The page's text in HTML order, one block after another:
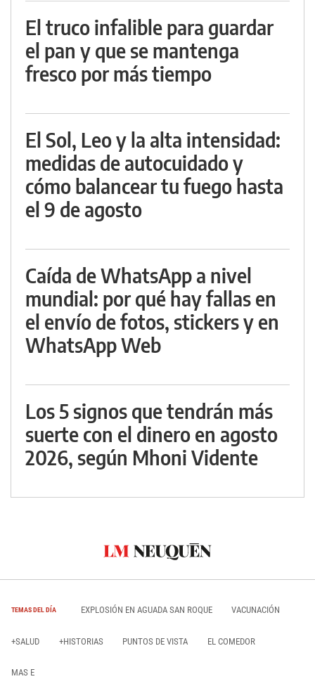
El truco infalible para guardar
el pan y que se mantenga
fresco por más tiempo
El Sol, Leo y la alta intensidad:
medidas de autocuidado y
cómo balancear tu fuego hasta
el 9 de agosto
Caída de WhatsApp a nivel
mundial: por qué hay fallas en
el envío de fotos, stickers y en
WhatsApp Web
Los 5 signos que tendrán más
suerte con el dinero en agosto
2026, según Mhoni Vidente
TEMAS DEL DÍA EXPLOSIÓN EN AGUADA SAN ROQUE VACUNACIÓN
+SALUD +HISTORIAS PUNTOS DE VISTA EL COMEDOR
MAS E